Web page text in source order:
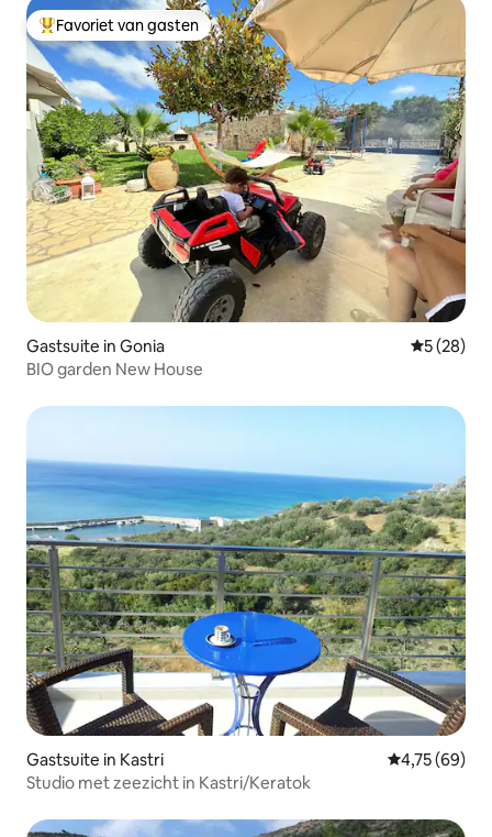
Topfavoriet van gasten
Favoriet van gasten
Gastsuite in Gonia
5 (28)
BIO garden New House
Gastsuite in Kastri Gemiddelde
4,75 (69)
Studio met zeezicht in Kastri/Keratok